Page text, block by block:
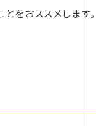
をおススメします。